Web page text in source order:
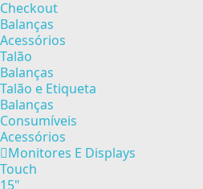
Checkout
Balanças
Acessórios
Talão
Balanças
Talão e Etiqueta
Balanças
Consumíveis
Acessórios
Monitores E Displays
Touch
15"